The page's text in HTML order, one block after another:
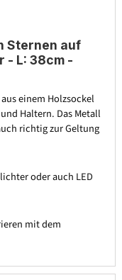
Sternen auf
- L: 38cm -
einem Holzsockel
Haltern. Das Metall
richtig zur Geltung
oder auch LED
mit dem